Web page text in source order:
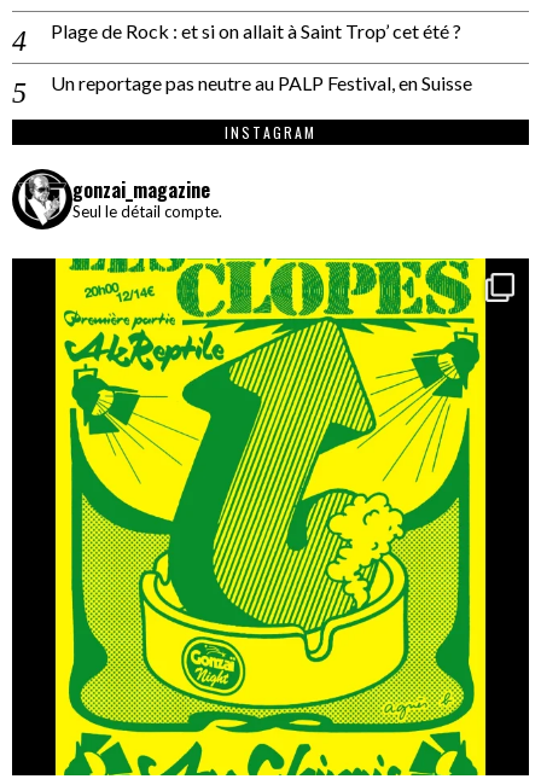
Plage de Rock : et si on allait à Saint Trop’ cet été ?
Un reportage pas neutre au PALP Festival, en Suisse
INSTAGRAM
gonzai_magazine
Seul le détail compte.